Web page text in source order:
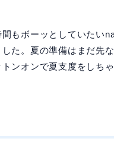
もボーッとしていたい
た。夏の準備はまだ先
ンオンで夏支度をしち